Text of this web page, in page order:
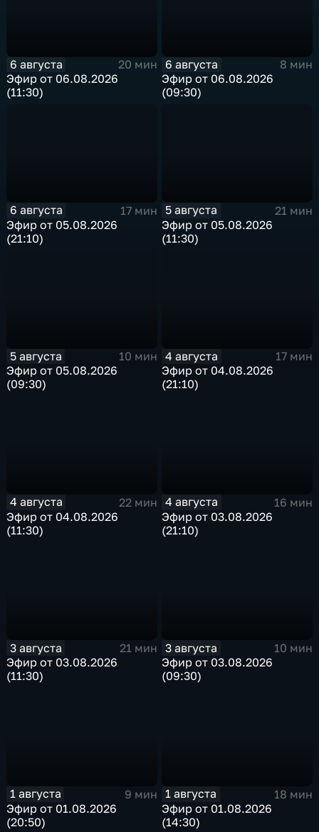
6 августа
20 мин
Эфир от 06.08.2026
(11:30)
6 августа
8 мин
Эфир от 06.08.2026
(09:30)
6 августа
17 мин
Эфир от 05.08.2026
(21:10)
5 августа
21 мин
Эфир от 05.08.2026
(11:30)
5 августа
10 мин
Эфир от 05.08.2026
(09:30)
4 августа
17 мин
Эфир от 04.08.2026
(21:10)
4 августа
22 мин
Эфир от 04.08.2026
(11:30)
4 августа
16 мин
Эфир от 03.08.2026
(21:10)
3 августа
21 мин
Эфир от 03.08.2026
(11:30)
3 августа
10 мин
Эфир от 03.08.2026
(09:30)
1 августа
9 мин
Эфир от 01.08.2026
(20:50)
1 августа
18 мин
Эфир от 01.08.2026
(14:30)